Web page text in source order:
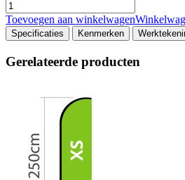
Toevoegen aan winkelwagen
Specificaties Kenmerken
Gerelateerde producten